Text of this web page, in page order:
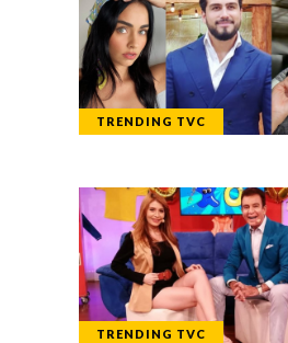
TRENDING TVC
TRENDING TVC